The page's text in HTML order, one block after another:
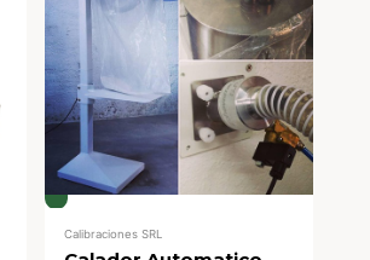
Calibraciones SRL